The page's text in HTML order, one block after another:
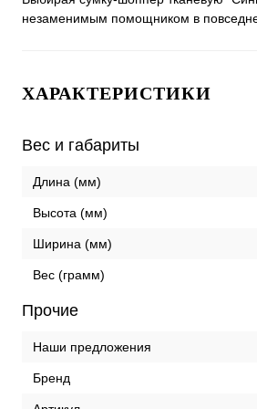
незаменимым помощником в
ХАРАКТЕРИСТИКИ
Вес и габариты
Длина (мм)
Высота (мм)
Ширина (мм)
Вес (грамм)
Прочие
Наши предложения
Бренд